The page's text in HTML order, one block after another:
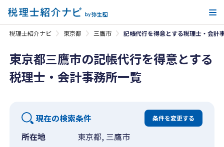
税理士紹介ナビ 東京都 三鷹市 記帳代行を得意とする税理士・会計
東京都三鷹市の記帳代行を得意とする
税理士・会計事務所一覧
現在の検索条件 条件を変更する
所在地
東京都, 三鷹市